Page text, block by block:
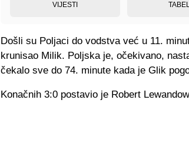
VIJESTI
Došli su Poljaci do vodstva već u 11.
krunisao Milik. Poljska je, očekivano,
čekalo sve do 74. minute kada je Glik
Konačnih 3:0 postavio je Robert